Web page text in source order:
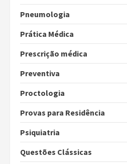
Pneumologia
Prática Médica
Prescrição médica
Preventiva
Proctologia
Provas para Residência
Psiquiatria
Questões Clássicas